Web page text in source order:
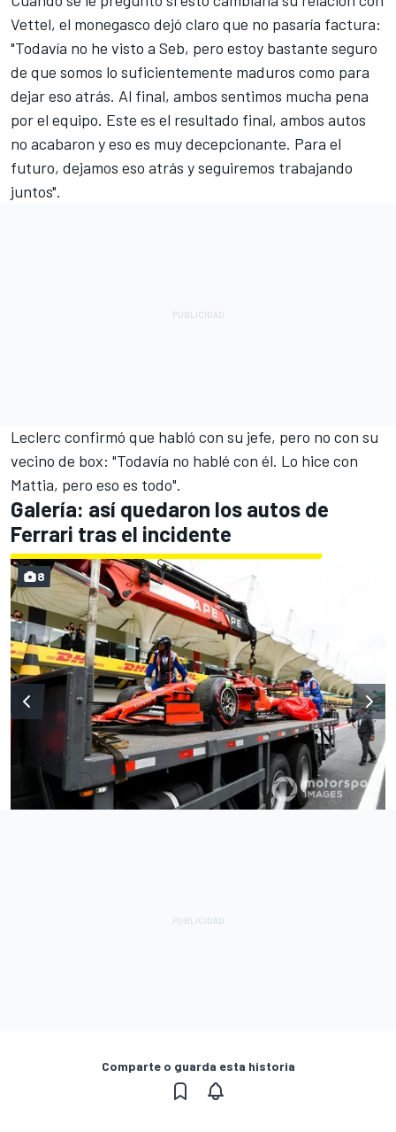
Vettel, el monegasco dejó claro que no pasaría factura:
"Todavía no he visto a Seb, pero estoy bastante seguro
de que somos lo suficientemente maduros como para
dejar eso atrás. Al final, ambos sentimos mucha pena
por el equipo. Este es el resultado final, ambos autos
no acabaron y eso es muy decepcionante. Para el
futuro, dejamos eso atrás y seguiremos trabajando
juntos".
Leclerc confirmó que habló con su jefe, pero no con su
vecino de box: "Todavía no hablé con él. Lo hice con
Mattia, pero eso es todo".
Galería: así quedaron los autos de
Ferrari tras el incidente
8
Comparte o guarda esta historia